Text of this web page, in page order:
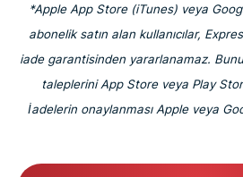
*Apple App Store (iTunes) veya
abonelik satın alan kullanıcılar,
iade garantisinden yararlanamaz.
taleplerini App Store veya Play
İadelerin onaylanması Apple veya